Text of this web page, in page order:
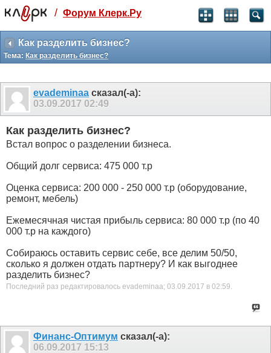
Святые угодники, Клерк без рекламы
прекрасен:)
месяц
3 месяца
259
₽
-10%
499 ₽
-15%
/ Форум Клерк.Ру
Как разделить бизнес?
Тема: Как разделить бизнес?
evademinaa сказал(-а):
03.09.2017 02:49
Как разделить бизнес?
Встал вопрос о разделении бизнеса.
Общий долг сервиса: 475 000 т.р
Оценка сервиса: 200 000 - 250 000 т.р (оборудование,
ремонт, мебель)
Ежемесячная чистая прибыль сервиса: 80 000 т.р (по 40
000 т.р на каждого)
Собираюсь оставить сервис себе, все делим 50/50,
сколько я должен отдать партнеру? И как выгоднее
разделить бизнес?
Последний раз редактировалось evademinaa; 03.09.2017 в 02:59.
Финанс-Оптимум сказал(-а):
06.09.2017 15:13